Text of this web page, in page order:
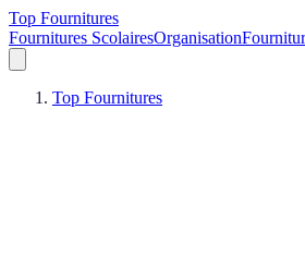
Top Fournitures
Fournitures ScolairesOrganisation
Top Fournitures